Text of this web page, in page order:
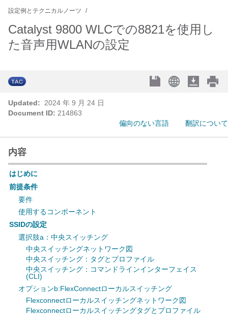
設定例とテクニカルノーツ
Catalyst 9800 WLCでの8821を使用し
た音声用WLANの設定
Updated:
2024 年 9 月 24 日
Document ID: 214863
偏向のない言語
翻訳について
内容
はじめに
前提条件
要件
使用するコンポーネント
SSIDの設定
選択肢a：中央スイッチング
中央スイッチングネットワーク図
中央スイッチング：タグとプロファイル
中央スイッチング：コマンドラインインターフェイス
(CLI)
オプションb:FlexConnectローカルスイッチング
Flexconnectローカルスイッチングネットワーク図
Flexconnectローカルスイッチングタグとプロファイル